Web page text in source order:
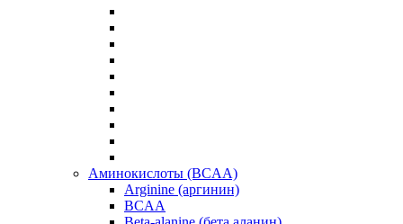
Аминокислоты (BCAA)
Arginine (аргинин)
BCAA